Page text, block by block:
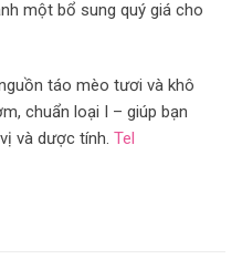
một bổ sung quý giá cho
táo mèo tươi và khô
chuẩn loại I – giúp bạn
và dược tính. Tel